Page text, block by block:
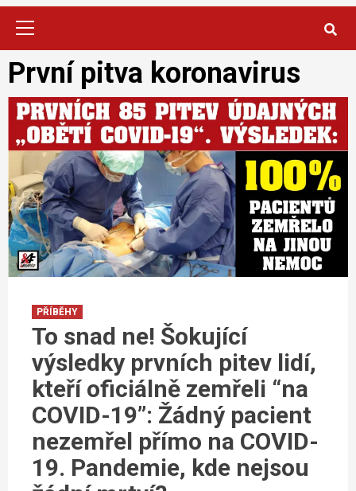
Primary
První pitva koronavirus
PŘÍBĚHY
To snad ne! Šokující
výsledky prvních pitev lidí,
kteří oficiálně zemřeli “na
COVID-19”: Žádný pacient
nezemřel přímo na COVID-
19. Pandemie, kde nejsou